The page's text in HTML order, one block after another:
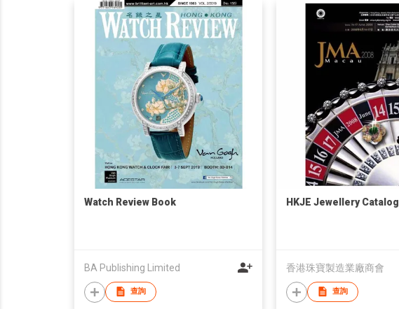
Watch Review Book
BA Publishing Limited
查詢
HKJE Jewellery Catalog
香港珠寶製造業廠商會
查詢